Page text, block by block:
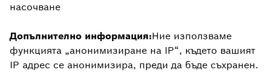
насочване
Допълнително информация:Ние използваме
функцията „анонимизиране на IP“, където вашият
IP адрес се анонимизира, преди да бъде съхранен.